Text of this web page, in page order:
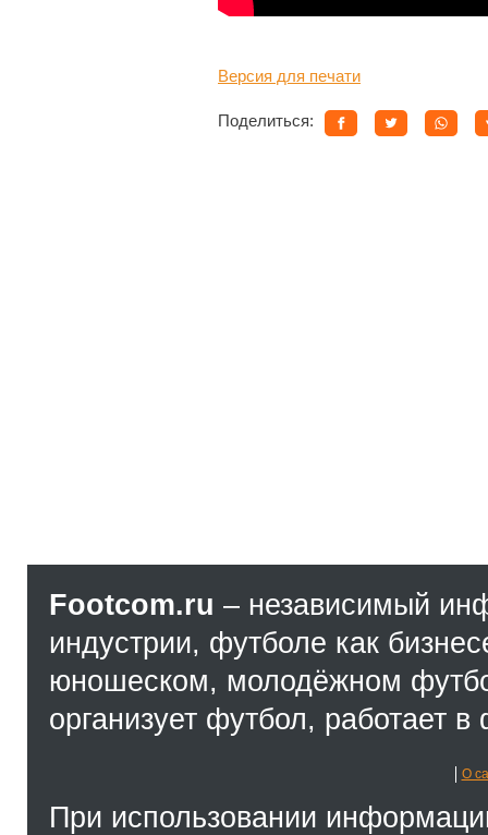
Версия для печати
Поделиться:
Footcom.ru – независимый
индустрии, футболе как
юношеском, молодёжном
организует футбол, работает
О
При использовании